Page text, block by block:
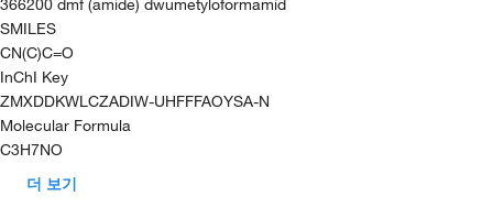
366200 dmf (amide) dwumetyloformamid
SMILES
CN(C)C=O
InChI Key
ZMXDDKWLCZADIW-UHFFFAOYSA-N
Molecular Formula
C3H7NO
더 보기